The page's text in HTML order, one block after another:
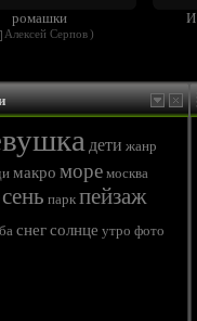
ромашки
Алексей Серпов )
И
дети жанр
макро море москва
парк пейзаж
снег солнце утро фото